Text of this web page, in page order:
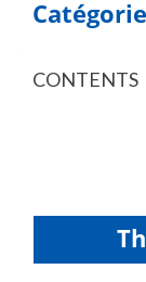
CONTENTS